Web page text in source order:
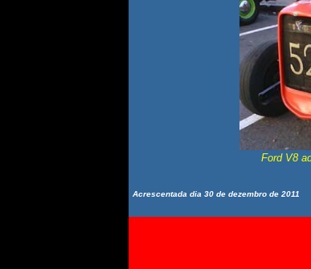
Ford V8
Acrescentada dia 30 de dezembro de 2011